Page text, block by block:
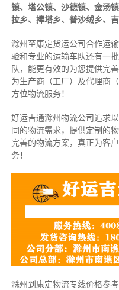
镇、塔公镇、沙德镇、金汤
拉乡、捧塔乡、普沙绒乡、
滁州至康定货运公司合作运
验和专业的运输车队还有一
队，能更有效的为您提供完
为生产商（工厂）及代理商
方位物流服务！
好运吉通滁州物流公司追求
同的物流需求，提供定制的
完善的物流方案，真正为客
务！
滁州到康定物流专线价格参考